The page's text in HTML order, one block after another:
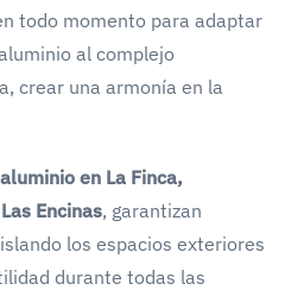
todo momento para adaptar
al complejo
crear una armonía en la
en La Finca,
Encinas, garantizan
los espacios exteriores
durante todas las